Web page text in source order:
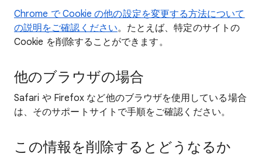
Chrome で Cookie の他の設定を変更する方法について
の説明をご確認ください。たとえば、特定のサイトの
Cookie を削除することができます。
他のブラウザの場合
Safari や Firefox など他のブラウザを使用している場合
は、そのサポートサイトで手順をご確認ください。
この情報を削除するとどうなるか